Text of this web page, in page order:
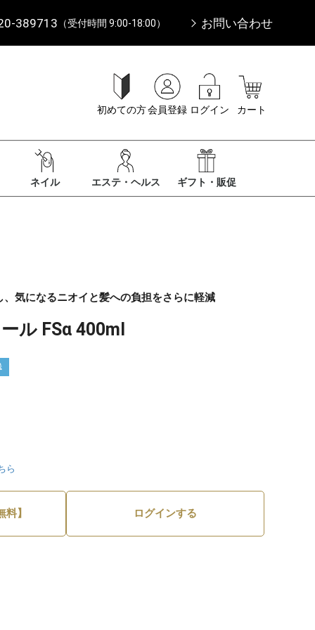
389713 （受付時間 9:00-18:00） お問い合わせ
初めての方会員登録 ログイン カート
ネイル エステ・ヘルス ギフト・販促
気になるニオイと髪への負担をさらに軽減
ル FSα 400ml
ら
】 ログインする